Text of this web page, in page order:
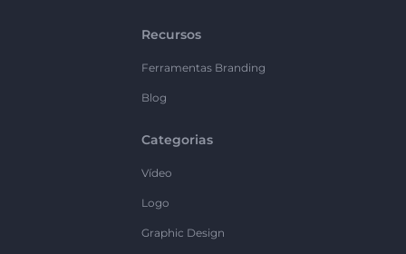
Recursos
Ferramentas Branding
Blog
Categorias
Vídeo
Logo
Graphic Design